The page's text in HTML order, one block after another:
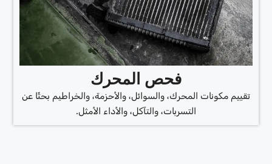
فحص المحرك
تقييم مكونات المحرك، والسوائل، والأحزمة، والخراطيم بحثًا عن
التسربات، والتآكل، والأداء الأمثل.